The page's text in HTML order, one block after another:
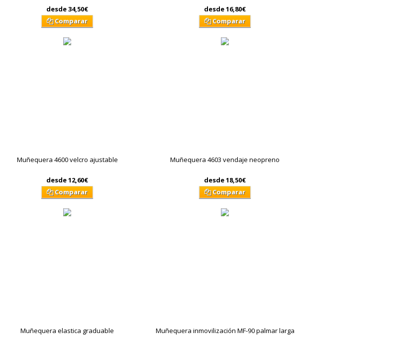
desde34,50€
Comparar
Muñequera 4600 velcro ajustable
desde12,60€
Comparar
Muñequera elastica graduable
desde16,80€
Comparar
Muñequera 4603 vendaje neopreno
desde18,50€
Comparar
Muñequera inmovilización MF-90 palmar larga